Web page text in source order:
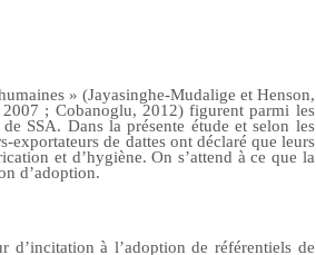
» (Jayasinghe-Mudalige et Henson,
; Cobanoglu, 2012) figurent parmi les
SSA. Dans la présente étude et selon les
exportateurs de dattes ont déclaré que leurs
et d’hygiène. On s’attend à ce que la
d’adoption.
d’incitation à l’adoption de référentiels de